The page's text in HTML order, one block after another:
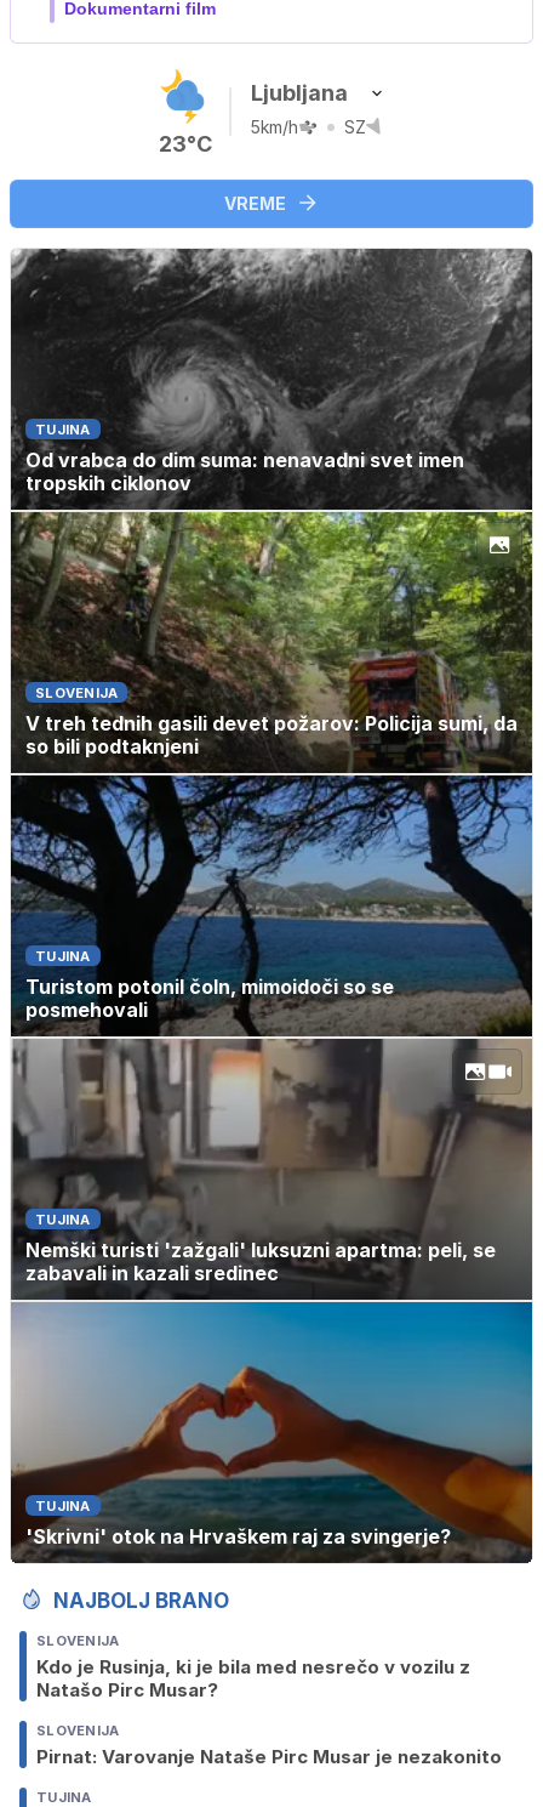
Film meseca / družinski, pustolovski
23°C
Ljubljana
5km/h SZ
VREME
TUJINA
Od vrabca do dim suma: nenavadni svet imen
tropskih ciklonov
SLOVENIJA
V treh tednih gasili devet požarov: Policija sumi, da
so bili podtaknjeni
TUJINA
Turistom potonil čoln, mimoidoči so se
posmehovali
TUJINA
Nemški turisti 'zažgali' luksuzni apartma: peli, se
zabavali in kazali sredinec
TUJINA
'Skrivni' otok na Hrvaškem raj za svingerje?
NAJBOLJ BRANO
SLOVENIJA
Kdo je Rusinja, ki je bila med nesrečo v vozilu z
Natašo Pirc Musar?
SLOVENIJA
Pirnat: Varovanje Nataše Pirc Musar je nezakonito
TUJINA